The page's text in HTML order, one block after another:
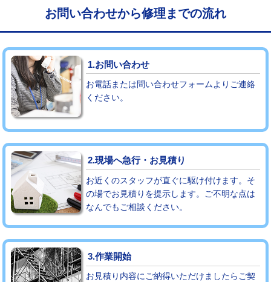
マス交換（深さ50㎝未満） 55,000円
マス交換（深さ50㎝以上） 66,000円
コンクリート斫り（厚さ10㎝まで）
コンクリート斫り（厚さ10㎝超え） 38,500円
モルタル補修（厚さ10㎝まで）
モルタル補修（厚さ10㎝超え） 38,500円
追加人工 16,500円
廃棄・処分 現場見積
※給水管工事は20mmまでの価格です。
お問い合わせから修理までの流れ
1.お問い合わせ
お電話または問い合わせフォームよりご連絡
ください。
2.現場へ急行・お見積り
お近くのスタッフが直ぐに駆け付けます。そ
の場でお見積りを提示します。ご不明な点は
なんでもご相談ください。
3.作業開始
お見積り内容にご納得いただけましたらご契